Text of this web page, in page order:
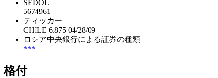
SEDOL
5674961
ティッカー
CHILE 6.875 04/28/09
ロシア中央銀行による証券の種類
***
格付